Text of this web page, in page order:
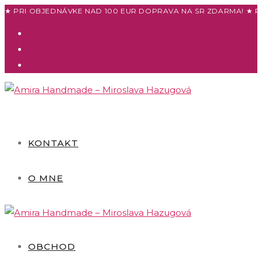
Skip
★ PRI OBJEDNÁVKE NAD 100 EUR DOPRAVA NA SR ZDARMA! ★
KONTAKT
O MNE
OBCHOD